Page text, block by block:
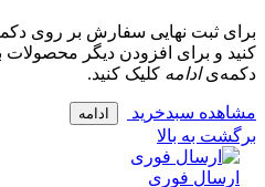
ثبت نهایی سفارش بر روی دکمه‌ی
و برای افزودن دیگر محصولات به
ادامهکلیک کنید.
سبدخرید ادامه
به بالا
فوری